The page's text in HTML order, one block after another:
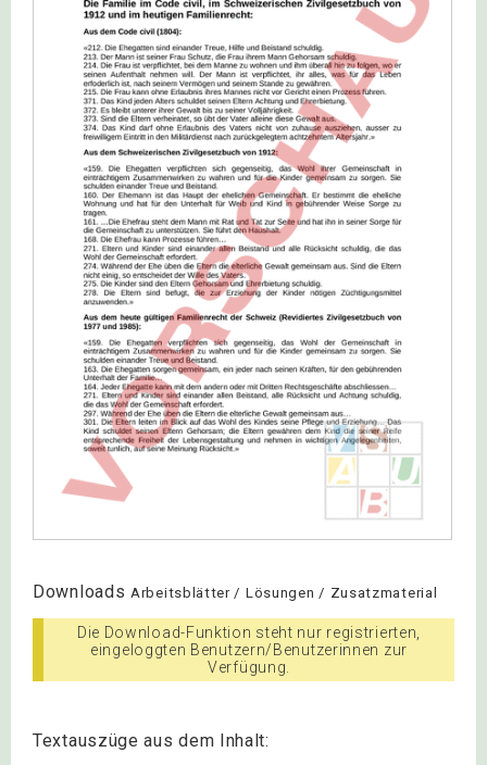
Downloads Arbeitsblätter / Lösungen / Zusatzmaterial
Die Download-Funktion steht nur registrierten,
eingeloggten Benutzern/Benutzerinnen zur
Verfügung.
Textauszüge aus dem Inhalt: